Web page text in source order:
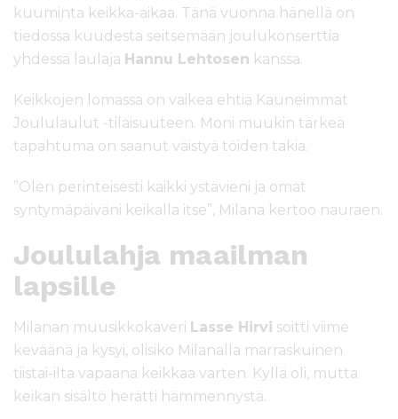
kuuminta keikka-aikaa. Tänä vuonna hänellä on
tiedossa kuudesta seitsemään joulukonserttia
yhdessä laulaja Hannu Lehtosen kanssa.
Keikkojen lomassa on vaikea ehtiä Kauneimmat
Joululaulut -tilaisuuteen. Moni muukin tärkeä
tapahtuma on saanut väistyä töiden takia.
”Olen perinteisesti kaikki ystävieni ja omat
syntymäpäiväni keikalla itse”, Milana kertoo nauraen.
Joululahja maailman
lapsille
Milanan muusikkokaveri Lasse Hirvi soitti viime
keväänä ja kysyi, olisiko Milanalla marraskuinen
tiistai-ilta vapaana keikkaa varten. Kyllä oli, mutta
keikan sisältö herätti hämmennystä.